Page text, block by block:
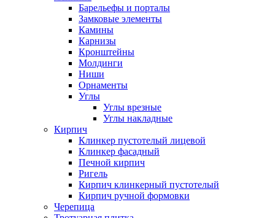
Барельефы и порталы
Замковые элементы
Камины
Карнизы
Кронштейны
Молдинги
Ниши
Орнаменты
Углы
Углы врезные
Углы накладные
Кирпич
Клинкер пустотелый лицевой
Клинкер фасадный
Печной кирпич
Ригель
Кирпич клинкерный пустотелый
Кирпич ручной формовки
Черепица